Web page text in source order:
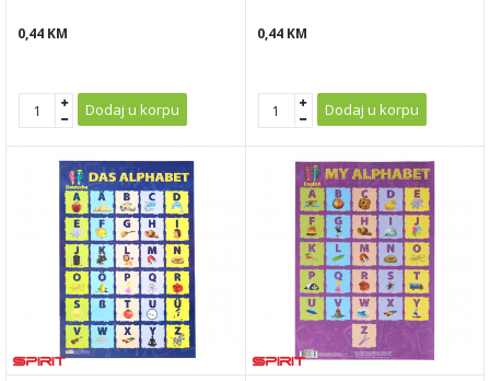
0,44 KM
Dodaj u korpu
0,44 KM
Dodaj u korpu